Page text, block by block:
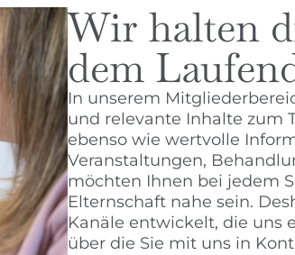
Wir halten
dem
In unserem
und relevante Inhalte zum
ebenso wie wertvolle
Veranstaltungen,
möchten Ihnen bei jedem
Elternschaft nahe sein.
Kanäle entwickelt, die uns
über die Sie mit uns in